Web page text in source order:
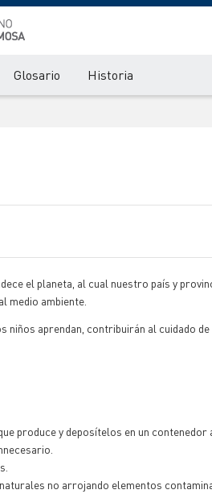
Glosario Historia
el planeta, al cual nuestro país y
medio ambiente.
niños aprendan, contribuirán al cuidado
produce y deposítelos en un contenedor
no arrojando elementos